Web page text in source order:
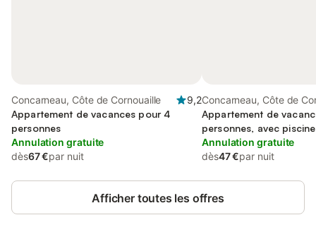
Concarneau, Côte de Cornouaille
9,2
Appartement de vacances pour 4
personnes
Annulation gratuite
dès67 €par nuit
Concarneau, Côte de
Appartement de
personnes, avec
terrasse et jardin
Annulation gratuite
dès47 €par nuit
Afficher toutes les offres